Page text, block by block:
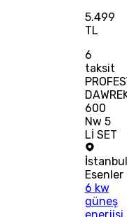
5.499
TL
6
taksit
600
Nw 5
Lİ SET
İstanbul
Esenler
6 kw
güneş